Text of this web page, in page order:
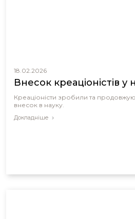
18.02.2026
Внесок креаціоністів у
Креаціоністи зробили та
внесок в науку.
Докладніше